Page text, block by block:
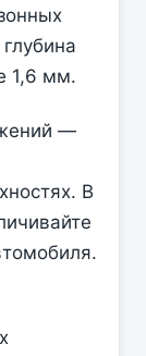
1,6 мм.
—
В